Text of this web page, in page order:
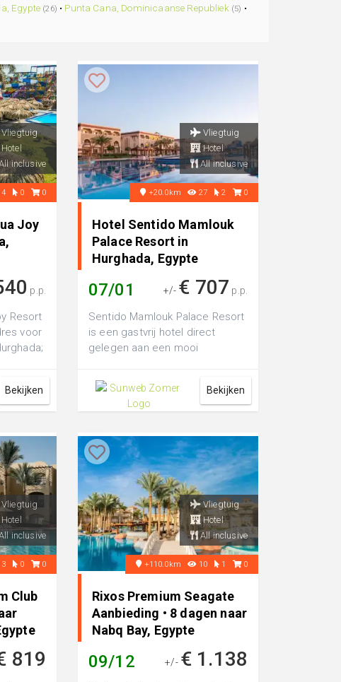
Egypte (26) • Punta Cana, Dominicaanse Republiek (5) •
Hotel
inclusive
0 0
Joy
p.p.
Resort
voor
Bekijken
Vliegtuig
Hotel
All inclusive
+20.0km 27 2 0
Hotel Sentido Mamlouk
Palace Resort in
Hurghada, Egypte
07/01 +/- € 707 p.p.
Sentido Mamlouk Palace Resort
is een gastvrij hotel direct
gelegen aan een mooi
opgezet, omg...
Bekijken
Hotel
inclusive
0 0
Club
819
Vliegtuig
Hotel
All inclusive
+110.0km 10 1 0
Rixos Premium Seagate
Aanbieding • 8 dagen naar
Nabq Bay, Egypte
09/12 +/- € 1.138